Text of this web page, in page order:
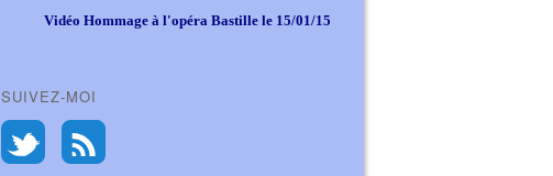
Vidéo Hommage à l'opéra Bastille le 15/01/15
SUIVEZ-MOI